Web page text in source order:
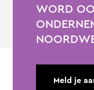
WORD
Meld je